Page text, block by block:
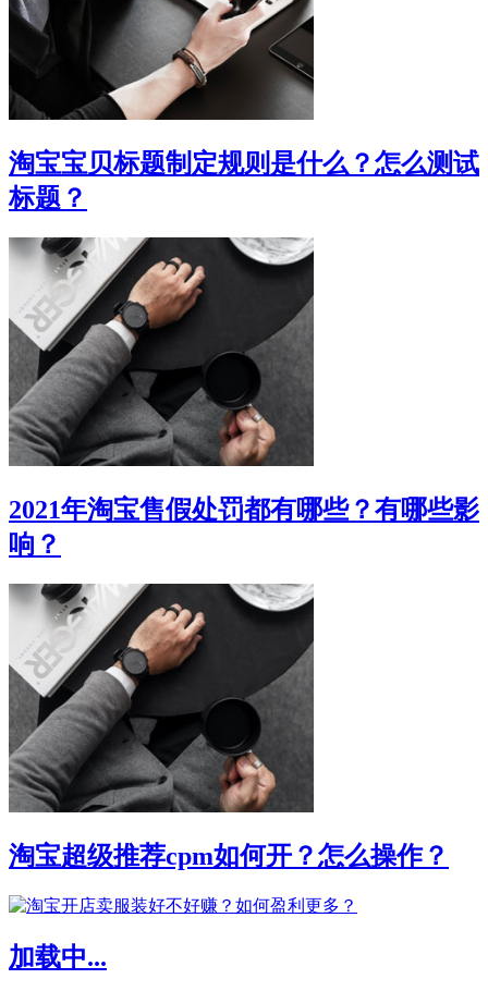
淘宝宝贝标题制定规则是什么？怎么测试
标题？
2021年淘宝售假处罚都有哪些？有哪些影
响？
淘宝超级推荐cpm如何开？怎么操作？
加载中...